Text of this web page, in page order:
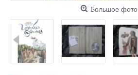
Большое фото